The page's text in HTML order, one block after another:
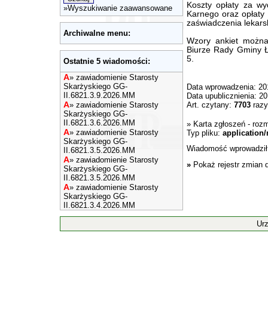
»Wyszukiwanie zaawansowane
Archiwalne menu:
Ostatnie 5 wiadomości:
A» zawiadomienie Starosty
Skarżyskiego GG-
II.6821.3.9.2026.MM
A» zawiadomienie Starosty
Skarżyskiego GG-
II.6821.3.6.2026.MM
A» zawiadomienie Starosty
Skarżyskiego GG-
II.6821.3.5.2026.MM
A» zawiadomienie Starosty
Skarżyskiego GG-
II.6821.3.5.2026.MM
A» zawiadomienie Starosty
Skarżyskiego GG-
II.6821.3.4.2026.MM
Koszty opłaty za
Karnego oraz
zaświadczenia
Wzory ankiet
Biurze Rady Gminy
5.
Data wprowadzenia:
Data upublicznienia:
Art. czytany: 7703 razy
» Karta zgłoszeń -
Typ pliku: application/
Wiadomość
» Pokaż rejestr zmian